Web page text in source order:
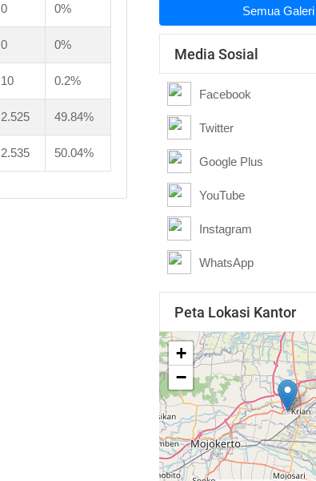
0 0%
0 0%
10 0.2%
2.525 49.84%
2.535 50.04%
Semua
Media Sosial
Facebook
Twitter
Google Plus
YouTube
Instagram
WhatsApp
Peta Lokasi Kantor
+
−